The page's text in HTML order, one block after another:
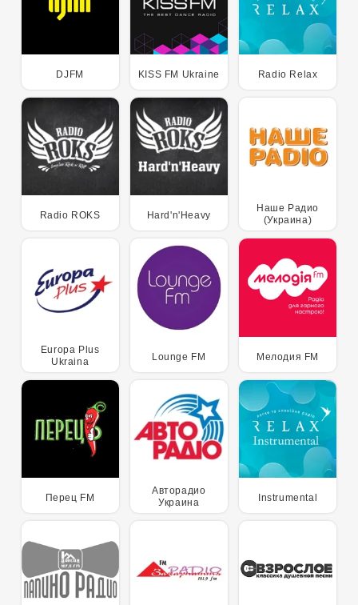
DJFM KISS FM Ukraine Radio Relax
Radio ROKS Hard'n'Heavy
Наше Радио
(Украина)
Europa Plus
Ukraina
Lounge FM Мелодия FM
Перец FM
Авторадио
Украина
Instrumental